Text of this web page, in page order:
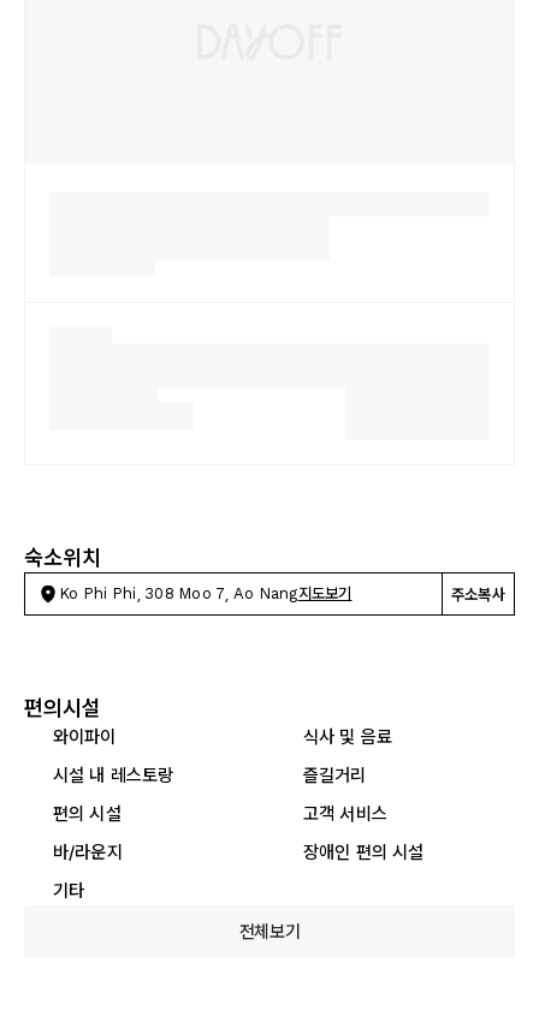
숙소위치
Ko Phi Phi, 308 Moo 7, Ao Nang지도보기 주소복사
편의시설
와이파이
식사 및 음료
시설 내 레스토랑
즐길거리
편의 시설
고객 서비스
바/라운지
장애인 편의 시설
기타
전체보기